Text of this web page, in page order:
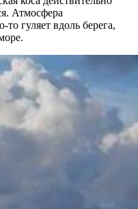
Атмосфера
то гуляет вдоль берега,